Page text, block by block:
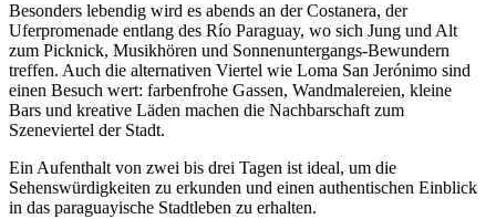
Besonders lebendig wird es abends an der Costanera, der
Uferpromenade entlang des Río Paraguay, wo sich Jung und Alt
zum Picknick, Musikhören und Sonnenuntergangs-Bewundern
treffen. Auch die alternativen Viertel wie Loma San Jerónimo sind
einen Besuch wert: farbenfrohe Gassen, Wandmalereien, kleine
Bars und kreative Läden machen die Nachbarschaft zum
Szeneviertel der Stadt.
Ein Aufenthalt von zwei bis drei Tagen ist ideal, um die
Sehenswürdigkeiten zu erkunden und einen authentischen Einblick
in das paraguayische Stadtleben zu erhalten.